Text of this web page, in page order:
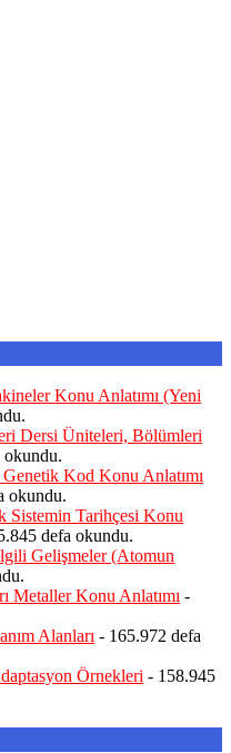
Konu Anlatımı (Yeni
Dersi Üniteleri, Bölümleri
okundu.
Kod Konu Anlatımı
okundu.
Sistemin Tarihçesi Konu
defa okundu.
Gelişmeler (Atomun
Metaller Konu Anlatımı -
Alanları - 165.972 defa
Örnekleri - 158.945